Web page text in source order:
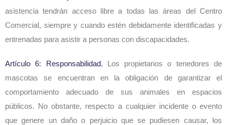
asistencia tendrán acceso libre a todas las áreas del Centro
Comercial, siempre y cuando estén debidamente identificadas y
entrenadas para asistir a personas con discapacidades.
Artículo 6: Responsabilidad.
Los propietarios o tenedores de
mascotas se encuentran en la obligación de garantizar el
comportamiento adecuado de sus animales en espacios
públicos. No obstante, respecto a cualquier incidente o evento
que genere un daño o perjuicio que se pudiesen causar, los